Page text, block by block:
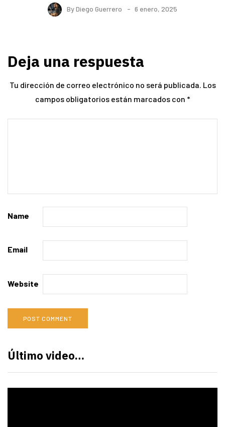
ByDiego Guerrero 6 enero, 2025
Deja una respuesta
Tu dirección de correo electrónico no será publicada. Los
campos obligatorios están marcados con *
Name
Email
Website
Último video…